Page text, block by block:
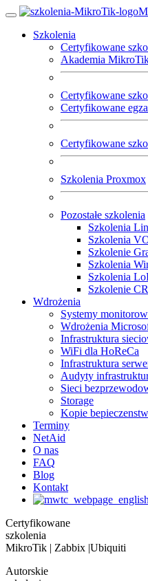
MWTC
szkolenia
infrastruktury
Toggle
navigationSzkolenia
Certyfikowane
Akademia
Certyfikowane
Certyfikowane
Certyfikowane
Szkolenia Proxmox
Pozostałe szkolenia
Szkolenia
Szkolenia
Szkolenie
Szkolenia
Szkolenia
Szkolenie
Wdrożenia
Systemy
Wdrożenia
Infrastruktura
WiFi dla HoReCa
Infrastruktura
Audyty
Sieci
Storage
Kopie
Terminy
NetAid
O nas
FAQ
Blog
Kontakt
Certyfikowane
szkolenia
MikroTik | Zabbix |Ubiquiti
Autorskie